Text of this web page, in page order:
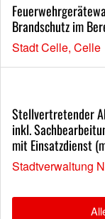
Brandschutz im
Stadt Celle, Celle
Stellvertretender
inkl.
mit Einsatzdienst
Stadtverwaltung